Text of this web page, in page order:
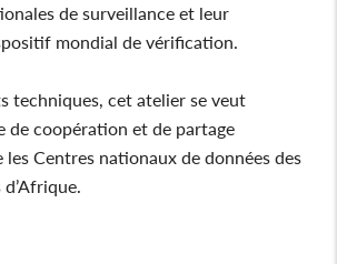
de surveillance et leur
mondial de vérification.
techniques, cet atelier se veut
de coopération et de partage
les Centres nationaux de données des